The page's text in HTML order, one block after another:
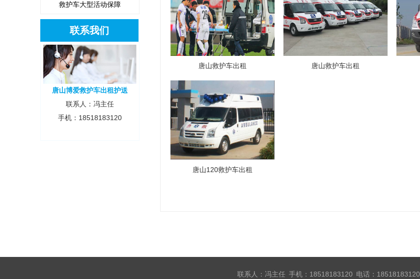
救护车大型活动保障
联系我们
唐山博爱救护车出租护送
联系人：冯主任
手机：18518183120
唐山救护车出租 唐山救护车出租
唐山120救护车出租
联系人：冯主任 手机：18518183120 电话：18518183120